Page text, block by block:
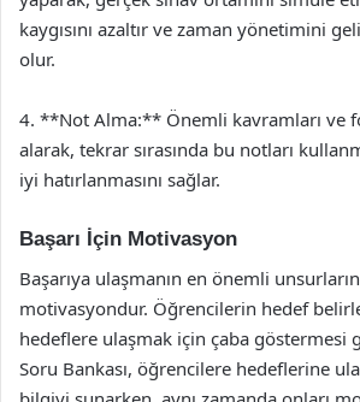
kaygısını azaltır ve zaman yönetimini
olur.
4. **Not Alma:** Önemli kavramları ve
alarak, tekrar sırasında bu notları
iyi hatırlanmasını sağlar.
Başarı İçin Motivasyon
Başarıya ulaşmanın en önemli
motivasyondur. Öğrencilerin hedef
hedeflere ulaşmak için çaba göstermesi
Soru Bankası, öğrencilere hedeflerine